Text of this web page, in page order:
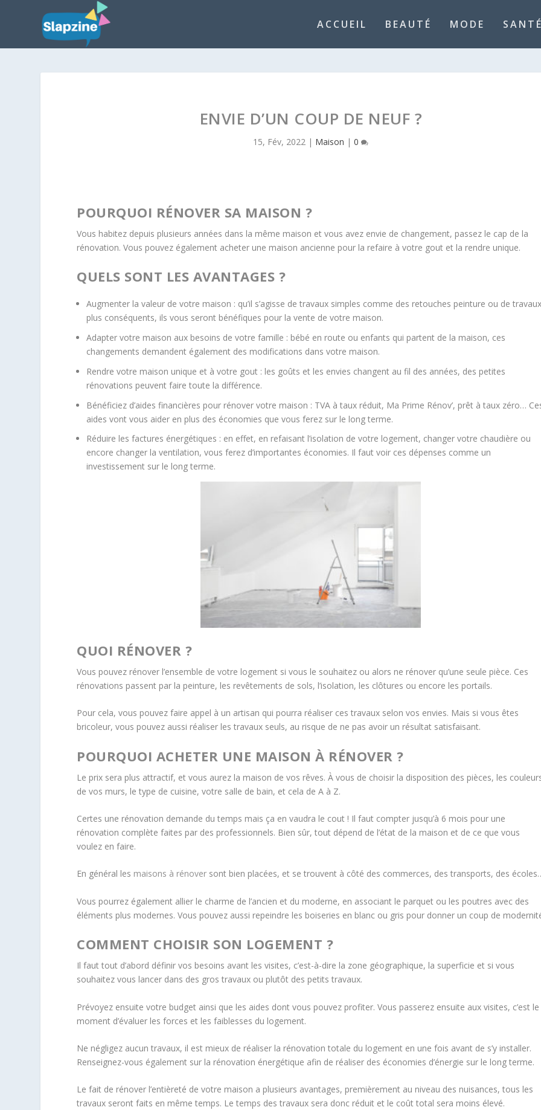
ACCUEIL BEAUTÉ MODE
ENVIE D’UN COUP DE NEUF ?
15, Fév, 2022 | Maison |0
POURQUOI RÉNOVER SA MAISON ?
Vous habitez depuis plusieurs années dans la même maison et vous avez envie de changement, passez le cap de la
rénovation. Vous pouvez également acheter une maison ancienne pour la refaire à votre gout et la rendre unique.
QUELS SONT LES AVANTAGES ?
Augmenter la valeur de votre maison : qu’il s’agisse de travaux simples comme des retouches peinture ou de
plus conséquents, ils vous seront bénéfiques pour la vente de votre maison.
Adapter votre maison aux besoins de votre famille : bébé en route ou enfants qui partent de la maison, ces
changements demandent également des modifications dans votre maison.
Rendre votre maison unique et à votre gout : les goûts et les envies changent au fil des années, des petites
rénovations peuvent faire toute la différence.
Bénéficiez d’aides financières pour rénover votre maison : TVA à taux réduit, Ma Prime Rénov’, prêt à taux zéro…
aides vont vous aider en plus des économies que vous ferez sur le long terme.
Réduire les factures énergétiques : en effet, en refaisant l’isolation de votre logement, changer votre chaudière ou
encore changer la ventilation, vous ferez d’importantes économies. Il faut voir ces dépenses comme un
investissement sur le long terme.
QUOI RÉNOVER ?
Vous pouvez rénover l’ensemble de votre logement si vous le souhaitez ou alors ne rénover qu’une seule pièce. Ces
rénovations passent par la peinture, les revêtements de sols, l’isolation, les clôtures ou encore les portails.
Pour cela, vous pouvez faire appel à un artisan qui pourra réaliser ces travaux selon vos envies. Mais si vous êtes
bricoleur, vous pouvez aussi réaliser les travaux seuls, au risque de ne pas avoir un résultat satisfaisant.
POURQUOI ACHETER UNE MAISON À RÉNOVER ?
Le prix sera plus attractif, et vous aurez la maison de vos rêves. À vous de choisir la disposition des pièces, les
de vos murs, le type de cuisine, votre salle de bain, et cela de A à Z.
Certes une rénovation demande du temps mais ça en vaudra le cout ! Il faut compter jusqu’à 6 mois pour une
rénovation complète faites par des professionnels. Bien sûr, tout dépend de l’état de la maison et de ce que vous
voulez en faire.
En général les maisons à rénover sont bien placées, et se trouvent à côté des commerces, des transports, des
Vous pourrez également allier le charme de l’ancien et du moderne, en associant le parquet ou les poutres avec des
éléments plus modernes. Vous pouvez aussi repeindre les boiseries en blanc ou gris pour donner un coup de
COMMENT CHOISIR SON LOGEMENT ?
Il faut tout d’abord définir vos besoins avant les visites, c’est-à-dire la zone géographique, la superficie et si vous
souhaitez vous lancer dans des gros travaux ou plutôt des petits travaux.
Prévoyez ensuite votre budget ainsi que les aides dont vous pouvez profiter. Vous passerez ensuite aux visites, c’est le
moment d’évaluer les forces et les faiblesses du logement.
Ne négligez aucun travaux, il est mieux de réaliser la rénovation totale du logement en une fois avant de s’y installer.
Renseignez-vous également sur la rénovation énergétique afin de réaliser des économies d’énergie sur le long terme.
Le fait de rénover l’entièreté de votre maison a plusieurs avantages, premièrement au niveau des nuisances, tous les
travaux seront faits en même temps. Le temps des travaux sera donc réduit et le coût total sera moins élevé.